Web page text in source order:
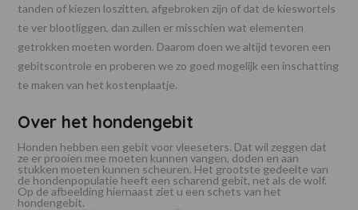
tanden of kiezen loszitten, afgebroken zijn of dat de kieswortels
te ver blootliggen, dan zullen er misschien wat elementen
getrokken moeten worden. Daarom doen we altijd tevoren een
gebitscontrole en proberen we zo goed mogelijk een inschatting
te maken van het kostenplaatje.
Over het hondengebit
Honden hebben een gebit voor vleeseters. Dat wil zeggen dat
ze er prooien mee moeten kunnen vangen, doden en aan
stukken moeten kunnen scheuren. Het grootste gedeelte van
de hondenpopulatie heeft een scharend gebit, net als de wolf.
Op de afbeelding hiernaast ziet u een schets van het
hondengebit.